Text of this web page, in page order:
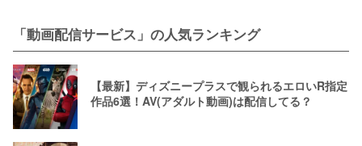
「動画配信サービス」の人気ランキング
【最新】ディズニープラスで観られるエロいR指定
作品6選！AV(アダルト動画)は配信してる？